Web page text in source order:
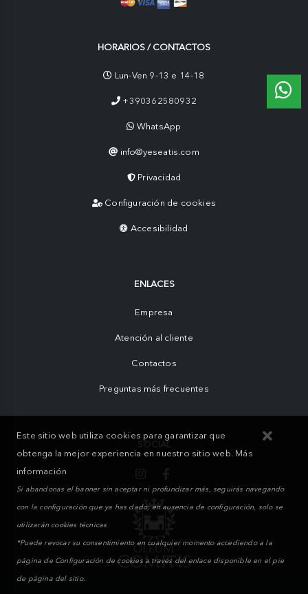
HORARIOS / CONTACTOS
Lun-Ven 9-13 e 14-18
+390362580932
WhatsApp
info@yeseatis.com
Privacidad
Configuración de cookies
Accesibilidad
ENLACES
Empresa
Atención al cliente
Contactos
Preguntas más frecuentes
Este sitio web utiliza cookies para garantizar que
obtenga la mejor experiencia en nuestro sitio web. Más
información
Si abandonas el banner sin aceptar ni profundizar más, seguirás navegando
con la configuración que ya has dado; en ausencia de configuración, solo se
utilizarán cookies técnicas
*Puede revocar su consentimiento en cualquier momento accediendo a la
página de Configuración de cookies a través del enlace disponible en el pie
de página del sitio.